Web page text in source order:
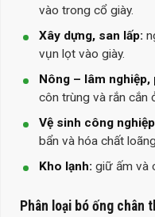
vào trong cổ giày.
Xây dựng, san lấp:
vụn lọt vào giày.
Nông – lâm nghiệp,
côn trùng và rắn cắn
Vệ sinh công
bẩn và hóa chất
Kho lạnh: giữ ấm và
Phân loại bó ống chân